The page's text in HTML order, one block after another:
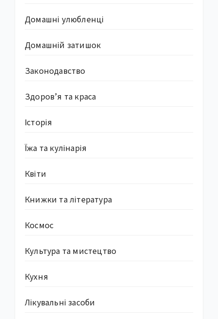
Домашні улюбленці
Домашній затишок
Законодавство
Здоров’я та краса
Історія
Їжа та кулінарія
Квіти
Книжки та література
Космос
Культура та мистецтво
Кухня
Лікувальні засоби